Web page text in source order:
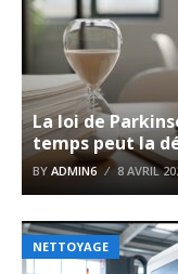
La loi de
temps peut la
BY ADMIN6 8 AVRIL
NETTOYAGE